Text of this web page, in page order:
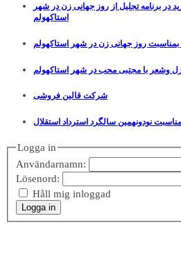
در برنامه تجلیل از روز جهانی زن در شهر
استاکهولم
روز جهانی زن در شهر استاکهولم
وشعر با مجتبی محب در شهر استاکهولم
شرکت قالین فروشی
نودونهمین سالگرد استرداد استقلال
Logga in
Användarnamn:
Lösenord:
Håll mig inloggad
Logga in